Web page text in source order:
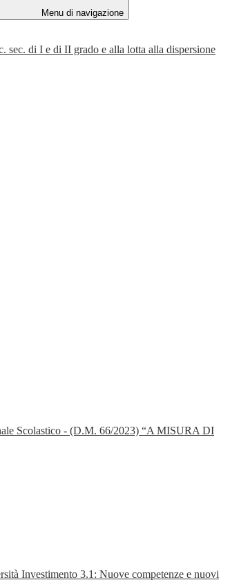
Menu di navigazione
di I e di II grado e alla lotta alla dispersione
Scolastico - (D.M. 66/2023) “A MISURA DI
Investimento 3.1: Nuove competenze e nuovi